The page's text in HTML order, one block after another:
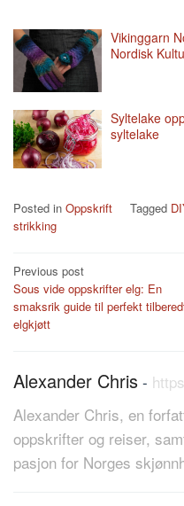
Vikinggarn
Nordisk
Syltelake
syltelake
Posted in Oppskrift Tagged
strikking
Post
navigation
Previous post
Sous vide oppskrifter elg: En
smaksrik guide til perfekt
elgkjøtt
Alexander Chris -
Alexander Chris, en
oppskrifter og reiser,
pasjon for Norges